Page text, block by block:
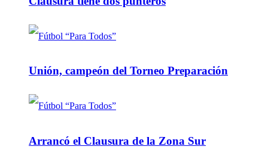
Unión, campeón del Torneo Preparación
Arrancó el Clausura de la Zona Sur